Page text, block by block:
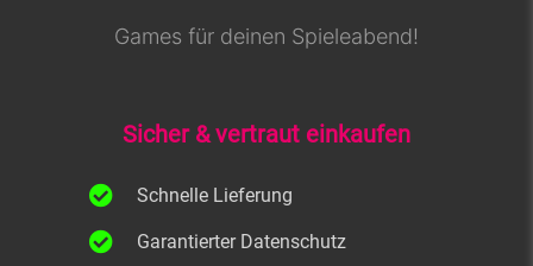
Games für deinen Spieleabend!
Sicher & vertraut einkaufen
Schnelle Lieferung
Garantierter Datenschutz